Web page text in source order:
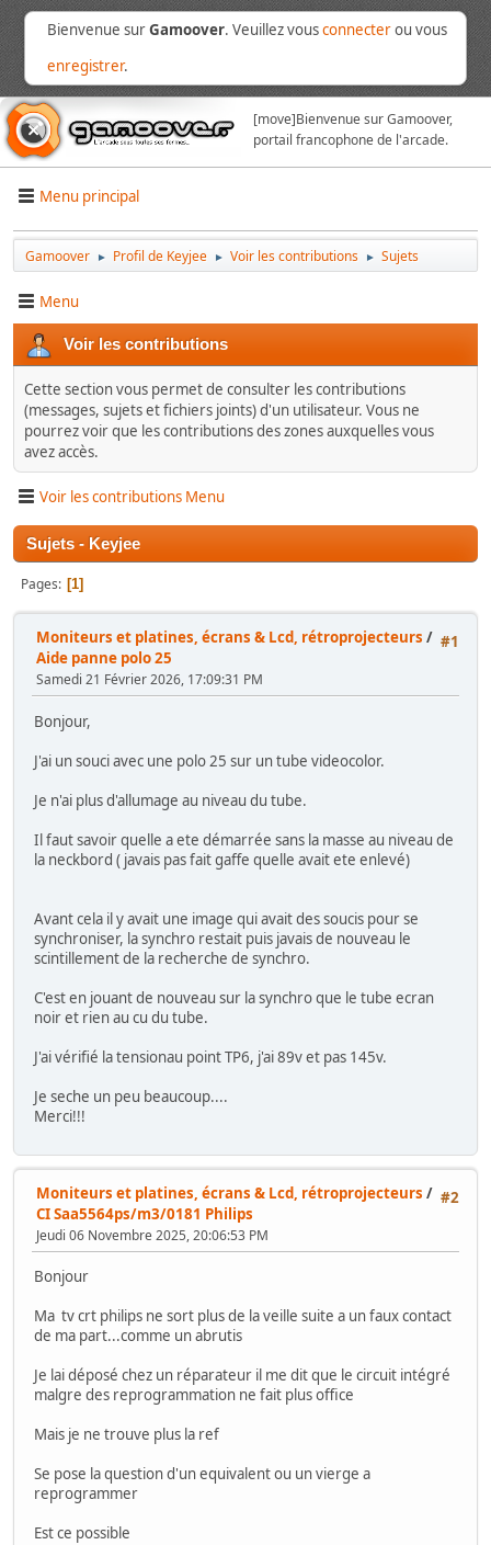
Bienvenue surGamoover. Veuillez vousconnecterou vous
enregistrer.
[move]Bienvenue sur Gamoover,
portail francophone de l'arcade.
Menu principal
Gamoover ► Profil de Keyjee ► Voir les contributions ► Sujets
Menu
Voir les contributions
Cette section vous permet de consulter les contributions
(messages, sujets et fichiers joints) d'un utilisateur. Vous ne
pourrez voir que les contributions des zones auxquelles vous
avez accès.
Voir les contributions Menu
Sujets - Keyjee
Pages 1
#1
Moniteurs et platines, écrans & Lcd, rétroprojecteurs /
Aide panne polo 25
Samedi 21 Février 2026, 17:09:31 PM
Bonjour,
J'ai un souci avec une polo 25 sur un tube videocolor.
Je n'ai plus d'allumage au niveau du tube.
Il faut savoir quelle a ete démarrée sans la masse au niveau de
la neckbord ( javais pas fait gaffe quelle avait ete enlevé)
Avant cela il y avait une image qui avait des soucis pour se
synchroniser, la synchro restait puis javais de nouveau le
scintillement de la recherche de synchro.
C'est en jouant de nouveau sur la synchro que le tube ecran
noir et rien au cu du tube.
J'ai vérifié la tensionau point TP6, j'ai 89v et pas 145v.
Je seche un peu beaucoup....
Merci!!!
#2
Moniteurs et platines, écrans & Lcd, rétroprojecteurs /
CI Saa5564ps/m3/0181 Philips
Jeudi 06 Novembre 2025, 20:06:53 PM
Bonjour
Ma tv crt philips ne sort plus de la veille suite a un faux contact
de ma part...comme un abrutis
Je lai déposé chez un réparateur il me dit que le circuit intégré
malgre des reprogrammation ne fait plus office
Mais je ne trouve plus la ref
Se pose la question d'un equivalent ou un vierge a
reprogrammer
Est ce possible